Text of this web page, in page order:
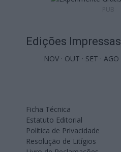
Edições Impressas
NOV · OUT · SET · AGO
Ficha Técnica
Estatuto Editorial
Política de Privacidade
Resolução de Litígios